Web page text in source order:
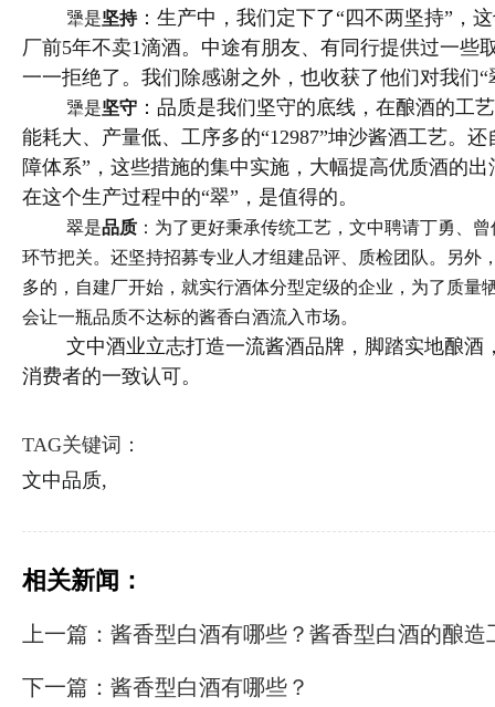
犟是坚持：生产中，我们定下了“四不两坚持”，
厂前5年不卖1滴酒。中途有朋友、有同行提供过一些
一一拒绝了。我们除感谢之外，也收获了他们对我们“
犟是坚守 ：品质是我们坚守的底线，在酿酒的工
能耗大、产量低、工序多的“12987”坤沙酱酒工艺。还
障体系”，这些措施的集中实施，大幅提高优质酒的
在这个生产过程中的“翠”，是值得的。
翠是品质 ：为了更好秉承传统工艺，文中聘请丁勇、
环节把关。还坚持招募专业人才组建品评、质检团队。另外
多的，自建厂开始，就实行酒体分型定级的企业，为了质量
会让一瓶品质不达标的酱香白酒流入市场。
文中酒业立志打造一流酱酒品牌，脚踏实地酿酒
消费者的一致认可。
TAG关键词：
文中品质,
相关新闻：
上一篇：酱香型白酒有哪些？酱香型白酒的酿造
下一篇：酱香型白酒有哪些？